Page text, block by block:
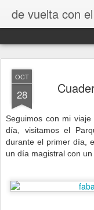
de vuelta con
OCT
28
Seguimos con mi
día, visitamos el
durante el primer día,
un día magistral con un